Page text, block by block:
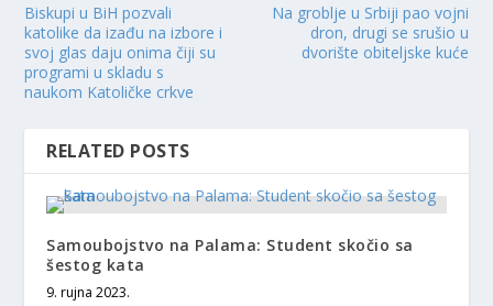
Biskupi u BiH pozvali
katolike da izađu na izbore i
svoj glas daju onima čiji su
programi u skladu s
naukom Katoličke crkve
Na groblje u Srbiji pao vojni
dron, drugi se srušio u
dvorište obiteljske kuće
RELATED POSTS
Samoubojstvo na Palama: Student skočio sa
šestog kata
9. rujna 2023.